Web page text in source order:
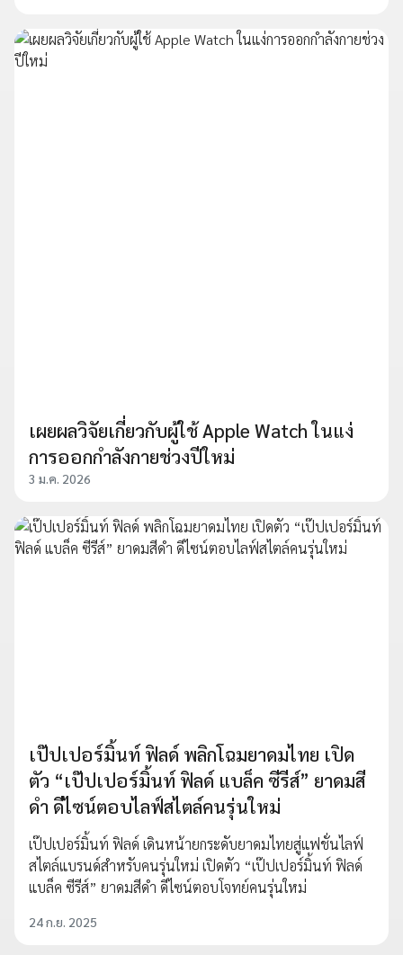
เผยผลวิจัยเกี่ยวกับผู้ใช้ Apple Watch ในแง่
การออกกำลังกายช่วงปีใหม่
3 ม.ค. 2026
เป๊ปเปอร์มิ้นท์ ฟิลด์ พลิกโฉมยาดมไทย เปิด
ตัว “เป๊ปเปอร์มิ้นท์ ฟิลด์ แบล็ค ซีรีส์” ยาดมสี
ดำ ดีไซน์ตอบไลฟ์สไตล์คนรุ่นใหม่
เป๊ปเปอร์มิ้นท์ ฟิลด์ เดินหน้ายกระดับยาดมไทยสู่แฟชั่นไลฟ์
สไตล์แบรนด์สำหรับคนรุ่นใหม่ เปิดตัว “เป๊ปเปอร์มิ้นท์ ฟิลด์
แบล็ค ซีรีส์” ยาดมสีดำ ดีไซน์ตอบโจทย์คนรุ่นใหม่
24 ก.ย. 2025